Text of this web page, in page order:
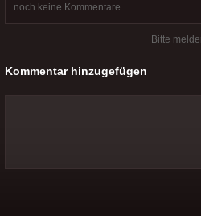
noch keine Kommentare
Bitte
Kommentar hinzugefügen